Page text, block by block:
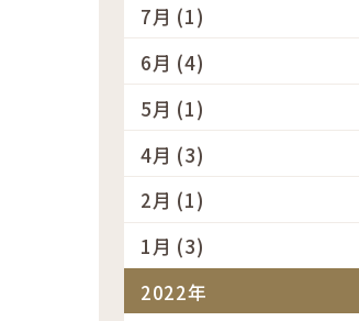
7月 (1)
6月 (4)
5月 (1)
4月 (3)
2月 (1)
1月 (3)
2022年